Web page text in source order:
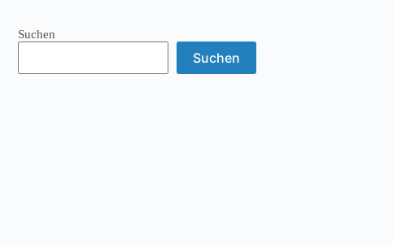
Suchen
Suchen